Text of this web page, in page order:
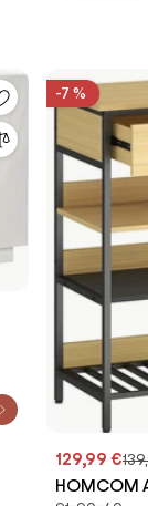
-7 %
129,99 €
HOMCOM